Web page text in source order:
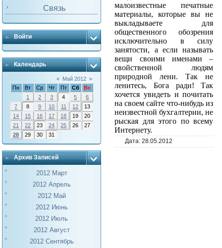
Связь
Войти
Календарь
« Май 2012 »
Пн
Вт Ср Чт Пт Сб
Вс
1
2 3 4 5
6
7
8 9 10 11 12
13
14
15 16 17 18 19
20
21
22 23 24 25 26
27
28
29 30 31
Архив Записей
2012 Март
2012 Апрель
2012 Май
2012 Июнь
2012 Июль
2012 Август
2012 Сентябрь
малоизвестные печатные
материалы, которые вы не
выкладываете для
общественного обозрения
исключительно в силу
занятости, а если называть
вещи своими именами –
свойственной людям
природной лени. Так не
ленитесь, Бога ради! Так
хочется увидеть и почитать
на своем сайте что-нибудь из
неизвестной бухгалтерии, не
рыская для этого по всему
Интернету.
Дата:28.05.2012